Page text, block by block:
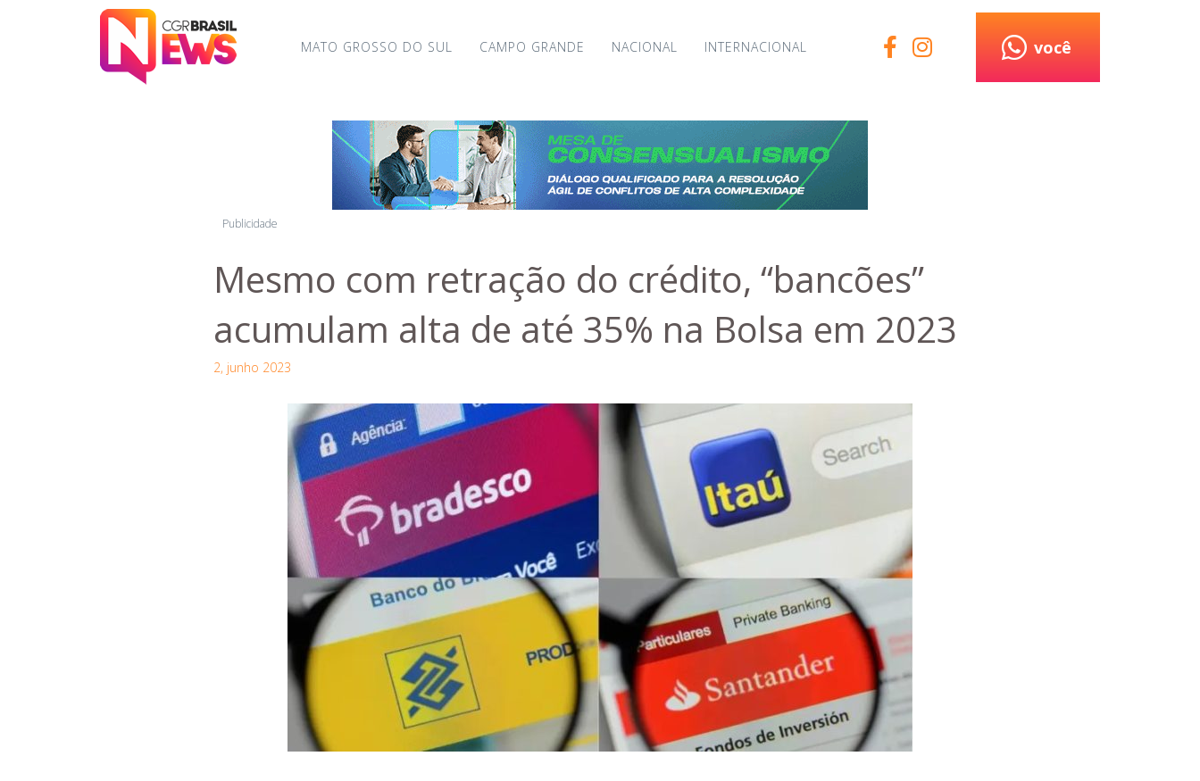
MATO GROSSO DO SUL CAMPO GRANDE NACIONAL INTERNACIONAL você
Publicidade
Mesmo com retração do crédito, “bancões”
acumulam alta de até 35% na Bolsa em 2023
2, junho 2023